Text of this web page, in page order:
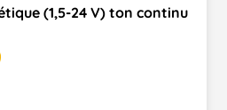
(1,5-24 V) ton continu